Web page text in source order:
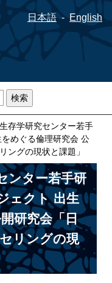
日本語 English
存学研究センター若手
めぐる倫理研究会 公
ングの現状と課題」
ンター若手研
ェクト 出生
研究会「日
リングの現